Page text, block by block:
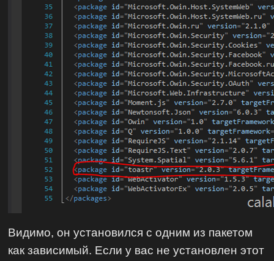
Видимо, он установился с одним из пакетом
как зависимый. Если у вас не установлен этот